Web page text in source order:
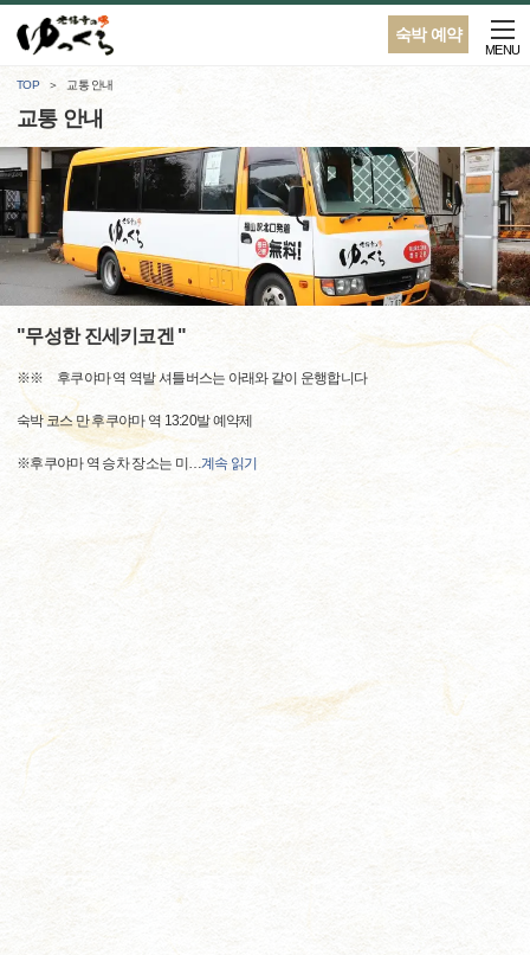
숙박 예약
MENU
TOP 교통 안내
교통 안내
"무성한 진세키코겐 "
※※ 후쿠야마 역 역발 셔틀버스는 아래와 같이 운행합니다
숙박 코스 만 후쿠야마 역 13:20발 예약제
※후쿠야마 역 승차 장소는 미 …계속 읽기